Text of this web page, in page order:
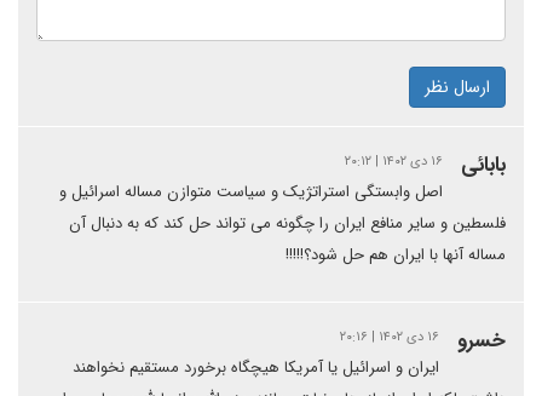
ارسال نظر
بابائی ۱۶ دی ۱۴۰۲ | ۲۰:۱۲
اصل وابستگی استراتژیک و سیاست متوازن مساله اسرائیل و
فلسطین و سایر منافع ایران را چگونه می تواند حل کند که به دنبال آن
مساله آنها با ایران هم حل شود؟!!!!!
خسرو ۱۶ دی ۱۴۰۲ | ۲۰:۱۶
ایران و اسرائیل یا آمریکا هیچگاه برخورد مستقیم نخواهند